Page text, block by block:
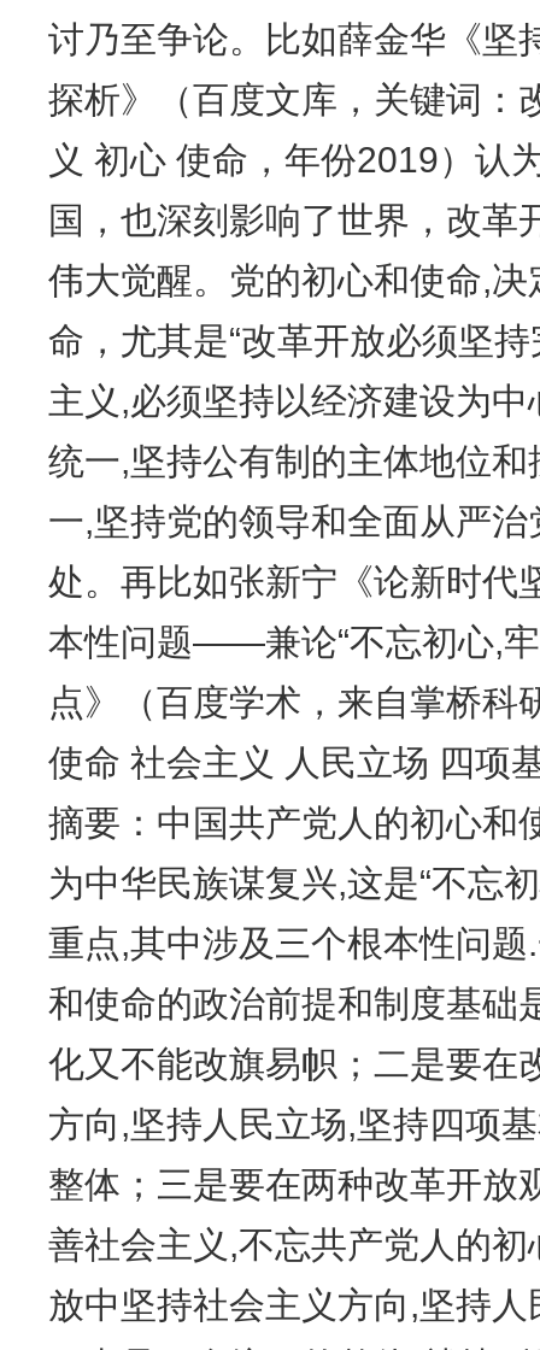
讨乃至争论。比如薛金华《坚
探析》（百度文库，关键词：
义 初心 使命，年份2019）认
国，也深刻影响了世界，改革
伟大觉醒。党的初心和使命,
命，尤其是“改革开放必须坚
主义,必须坚持以经济建设为
统一,坚持公有制的主体地位
一,坚持党的领导和全面从严
处。再比如张新宁《论新时代
本性问题——兼论“不忘初心,
点》（百度学术，来自掌桥科
使命 社会主义 人民立场 四项
摘要：中国共产党人的初心和
为中华民族谋复兴,这是“不忘
重点,其中涉及三个根本性问
和使命的政治前提和制度基础
化又不能改旗易帜；二是要在
方向,坚持人民立场,坚持四项
整体；三是要在两种改革开放
善社会主义,不忘共产党人的
放中坚持社会主义方向,坚持